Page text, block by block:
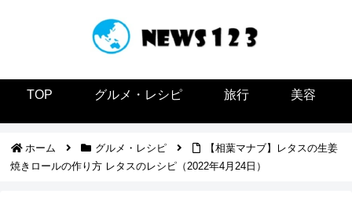
TOP グルメ・レシピ 旅行 美容
ホーム グルメ・レシピ
【相葉マナブ】レタスの生姜
焼きロールの作り方 レタスのレシピ（2022年4月24日）